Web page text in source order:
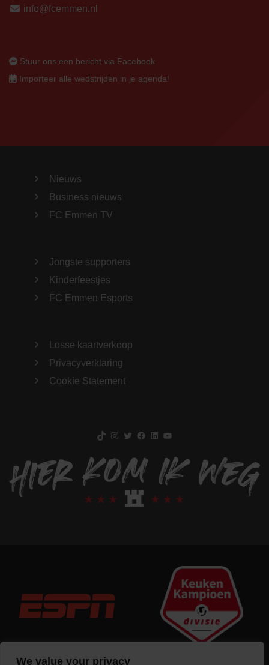
We value your privacy
info@fcemmen.nl
Stuur ons een bericht via Facebook
Importeer alle wedstrijden in je agenda!
Nieuws
Business nieuws
FC Emmen TV
Jongste supporters
Kinderfeestjes
FC Emmen Esports
Losse kaartverkoop
Privacyverklaring
Cookie Statement